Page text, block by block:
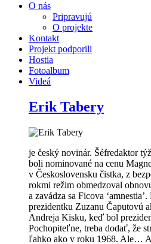
O nás
Pripravujú
O projekte
Kontakt
Projekt podporili
Hostia
Fotoalbum
Videá
Erik Tabery
je český novinár. Šéfredaktor
boli nominované na cenu
v Československu čistka, z
rokmi režim obmedzoval
a zavádza sa Ficova
prezidentku Zuzanu Čaputovú
Andreja Kisku, keď bol
Pochopiteľne, treba dodať, že
ľahko ako v roku 1968. Ale…